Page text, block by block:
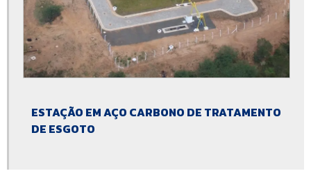
Eta convencional compacta
Ete compacta
Ete compacta comprar
Ete compacta custo
ESTAÇÃO EM AÇO CARBONO DE TRATAMENTO
DE ESGOTO